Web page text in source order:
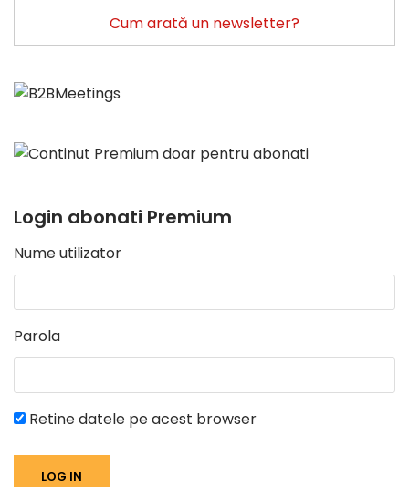
Cum arată un newsletter?
Login abonati Premium
Nume utilizator
Parola
Retine datele pe acest browser